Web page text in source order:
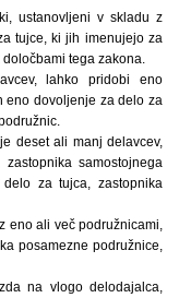
ustanovljeni v skladu z
tujce, ki jih imenujejo za
tega zakona.
lahko pridobi eno
eno dovoljenje za delo za
deset ali manj delavcev,
samostojnega
za tujca, zastopnika
eno ali več podružnicami,
posamezne podružnice,
na vlogo delodajalca,